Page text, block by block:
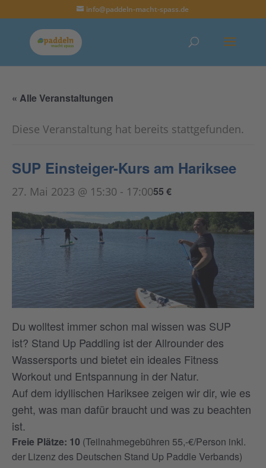
info@paddeln-macht-spass.de
« Alle Veranstaltungen
Diese Veranstaltung hat bereits stattgefunden.
SUP Einsteiger-Kurs am Hariksee
27. Mai 2023 @ 15:30 - 17:0055 €
Du wolltest immer schon mal wissen was SUP
ist? Stand Up Paddling ist der Allrounder des
Wassersports und bietet ein ideales Fitness
Workout und Entspannung in der Natur.
Auf dem idyllischen Hariksee zeigen wir dir, wie es
geht, was man dafür braucht und was zu beachten
ist.
Freie Plätze: 10 (Teilnahmegebühren 55,-€/Person inkl.
der Lizenz des Deutschen Stand Up Paddle Verbands)